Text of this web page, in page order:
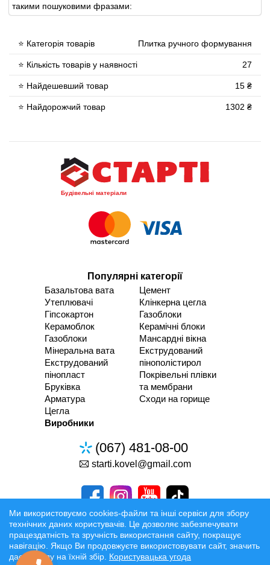
такими пошуковими фразами:
⭐ Категорія товарів Плитка ручного формування
⭐ Кількість товарів у наявності 27
⭐ Найдешевший товар 15 ₴
⭐ Найдорожчий товар 1302 ₴
Будівельні матеріали
Популярні категорії
Базальтова вата
Утеплювачі
Гіпсокартон
Керамоблок
Газоблоки
Мінеральна вата
Екструдований
пінопласт
Бруківка
Арматура
Цегла
Цемент
Клінкерна цегла
Газоблоки
Керамічні блоки
Мансардні вікна
Екструдований
пінополістирол
Покрівельні плівки
та мембрани
Сходи на горище
Виробники
(067) 481-08-00
starti.kovel@gmail.com
Розробка та Розкрутка сайтів
Ми використовуємо cookies-файли та інші сервіси для збору
технічних даних користувачів. Це дозволяє забезпечувати
працездатність та зручність використання сайту, покращує
навігацію. Якщо Ви продовжуєте використовувати сайт, значить
даєте згоду на їхній збір. Користувацька угода